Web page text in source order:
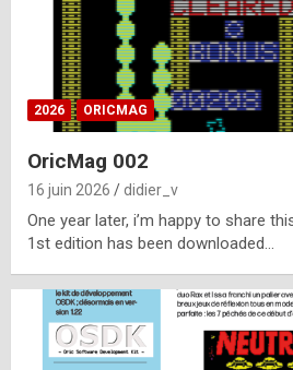
2026 ORICMAG
OricMag 002
16 juin 2026 didier_v
One year later, i’m happy to share
1st edition has been downloaded…